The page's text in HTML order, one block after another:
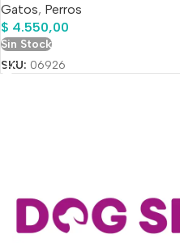
Gatos, Perros
$ 4.550,00
Sin Stock
SKU: 06926